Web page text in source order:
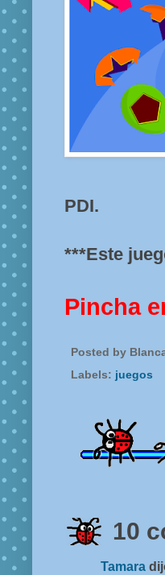
PDI.
***Este
Pincha
Posted by
Labels: juegos
10
Tamara